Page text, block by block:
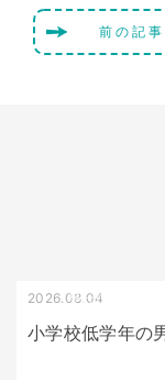
前の記事
受け口（しゃく
2026.08.04
小学校低学年の